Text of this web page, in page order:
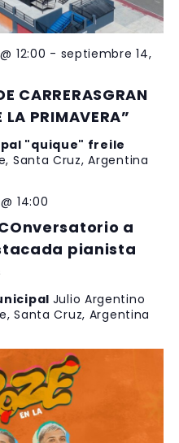
CARRERASGRAN
LA PRIMAVERA”
12:00 - septiembre 14,
"quique" freile
Santa Cruz, Argentina
a
pianista
14:00
Julio Argentino
Santa Cruz, Argentina